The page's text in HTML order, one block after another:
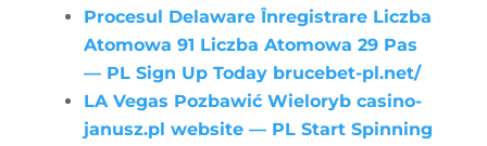
Procesul Delaware Înregistrare Liczba
Atomowa 91 Liczba Atomowa 29 Pas
— PL Sign Up Today brucebet-pl.net/
LA Vegas Pozbawić Wieloryb casino-
janusz.pl website — PL Start Spinning